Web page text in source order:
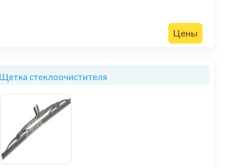
Цены
Щетка стеклоочистителя